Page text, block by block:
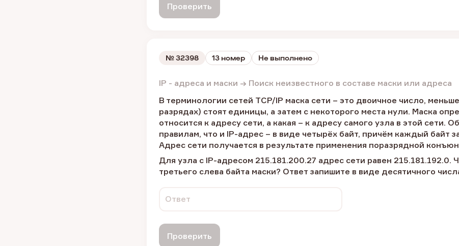
Проверить
№32398 13 номер Не выполнено
IP - адреса и маски → Поиск неизвестного в составе маски или адреса
В терминологии сетей TCP/IP маска сети – это двоичное число,
разрядах) стоят единицы, а затем с некоторого места нули. Маска
относится к адресу сети, а какая – к адресу самого узла в этой сети.
правилам, что и IP-адрес – в виде четырёх байт, причём каждый байт
Адрес сети получается в результате применения поразрядной
Для узла с IP-адресом 215.181.200.27 адрес сети равен
третьего слева байта маски? Ответ запишите в виде десятичного
Ответ
Проверить